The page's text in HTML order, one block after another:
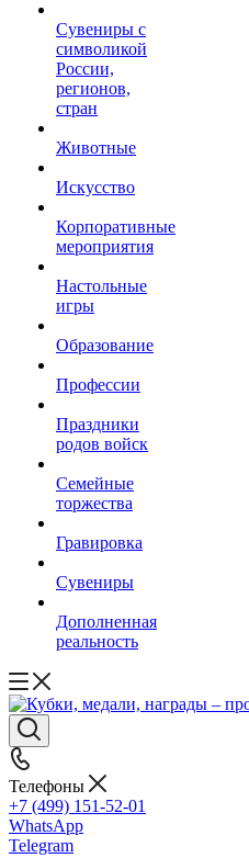
Сувениры с
символикой
России,
регионов,
стран
Животные
Искусство
Корпоративные
мероприятия
Настольные
игры
Образование
Профессии
Праздники
родов войск
Семейные
торжества
Гравировка
Сувениры
Дополненная
реальность
Телефоны
+7 (499) 151-52-01
WhatsApp
Telegram